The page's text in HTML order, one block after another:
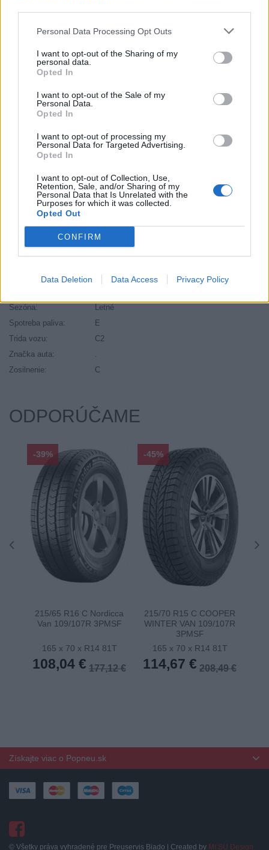
Personal Data Processing Opt Outs
I want to opt-out of the Sharing of my
personal data.
Opted In
I want to opt-out of the Sale of my
Personal Data.
Opted In
I want to opt-out of processing my
Personal Data for Targeted Advertising.
Opted In
I want to opt-out of Collection, Use,
Retention, Sale, and/or Sharing of my
Personal Data that Is Unrelated with the
Purposes for which it was collected.
Opted Out
CONFIRM
Data Deletion Data Access Privacy Policy
24 mesiacov
Hmotnosť:
Druh pneumatiky:
EU smernica:
1222/2009
Hlučnosť:
P
Index kg:
94/92
Konštrukcia:
Objem:
63.00
Plátna:
80
Sezóna:
Letné
Spotreba paliva:
E
Trida vozu:
C2
Značka auta:
Zosilnenie:
C
ODPORÚČAME
-39%
215/65 R16 C Nordicca
Van 109/107R 3PMSF
165 x 70 x R14 81T
108,04 € 177,12 €
-45%
215/70 R15 C COOPER
WINTER VAN 109/107R
3PMSF
165 x 70 x R14 81T
114,67 € 208,49 €
Získajte viac o Popneu.sk
© Všetky práva vyhradené pre Preuservis Biado | Created by MI:SU Design